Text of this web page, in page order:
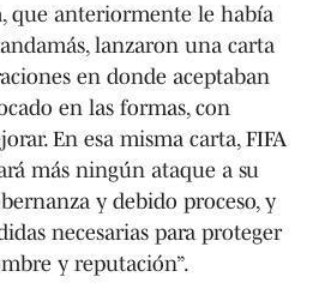
que anteriormente le había
lanzaron una carta
en donde aceptaban
en las formas, con
En esa misma carta, FIFA
más ningún ataque a su
y debido proceso, y
necesarias para proteger
y reputación”.